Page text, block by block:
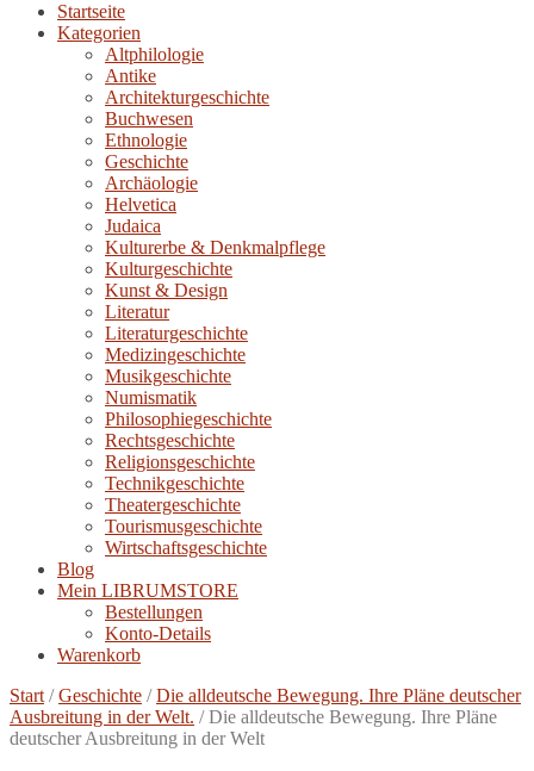
Startseite
Kategorien
Altphilologie
Antike
Architekturgeschichte
Buchwesen
Ethnologie
Geschichte
Archäologie
Helvetica
Judaica
Kulturerbe & Denkmalpflege
Kulturgeschichte
Kunst & Design
Literatur
Literaturgeschichte
Medizingeschichte
Musikgeschichte
Numismatik
Philosophiegeschichte
Rechtsgeschichte
Religionsgeschichte
Technikgeschichte
Theatergeschichte
Tourismusgeschichte
Wirtschaftsgeschichte
Blog
Mein LIBRUMSTORE
Bestellungen
Konto-Details
Warenkorb
Start /Geschichte /Die alldeutsche Bewegung. Ihre Pläne deutscher
Ausbreitung in der Welt. /Die alldeutsche Bewegung. Ihre Pläne
deutscher Ausbreitung in der Welt